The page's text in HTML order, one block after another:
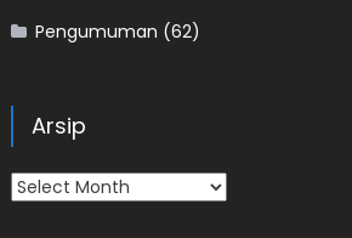
Pengumuman (62)
Arsip
Arsip